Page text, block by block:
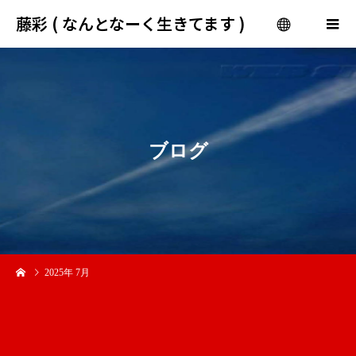
藤彩 ( なんとなーく生きてます )
menu
ブログ
2025年 7月